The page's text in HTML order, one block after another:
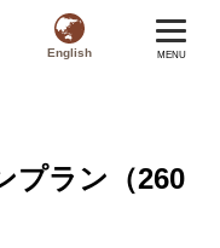
English MENU
プラン（260